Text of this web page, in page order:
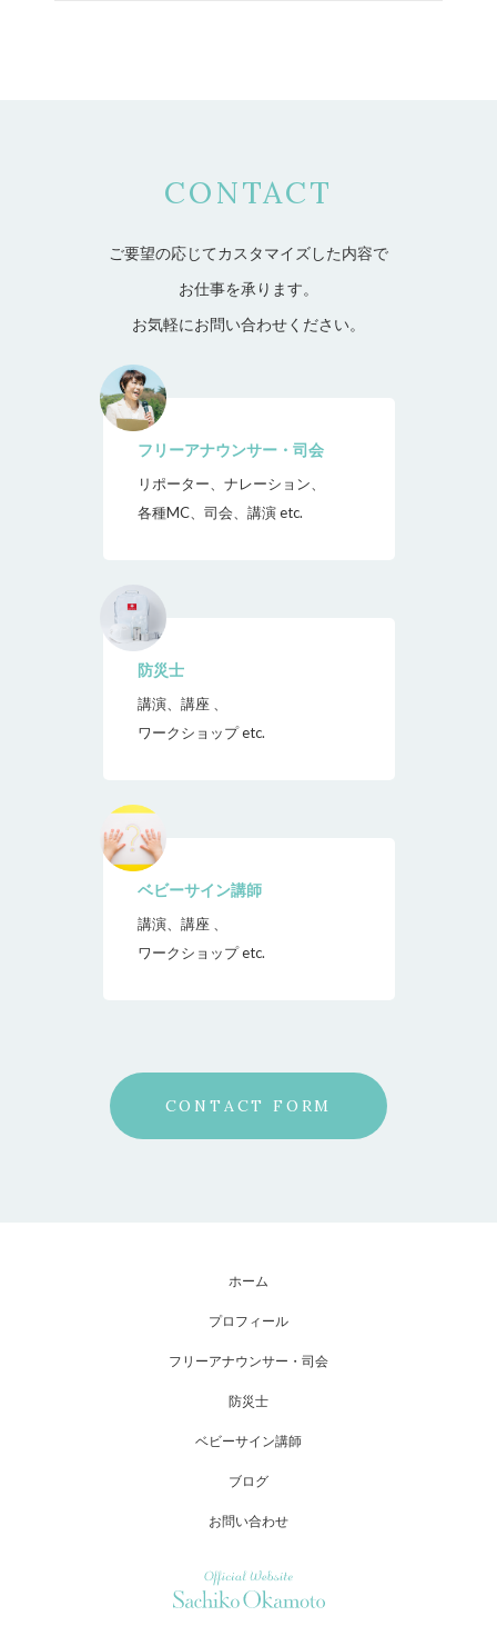
CONTACT
ご要望の応じてカスタマイズした内容で
お仕事を承ります。
お気軽にお問い合わせください。
フリーアナウンサー・司会
リポーター、ナレーション、
各種MC、司会、講演 etc.
防災士
講演、講座 、
ワークショップ etc.
ベビーサイン講師
講演、講座 、
ワークショップ etc.
CONTACT FORM
ホーム
プロフィール
フリーアナウンサー・司会
防災士
ベビーサイン講師
ブログ
お問い合わせ